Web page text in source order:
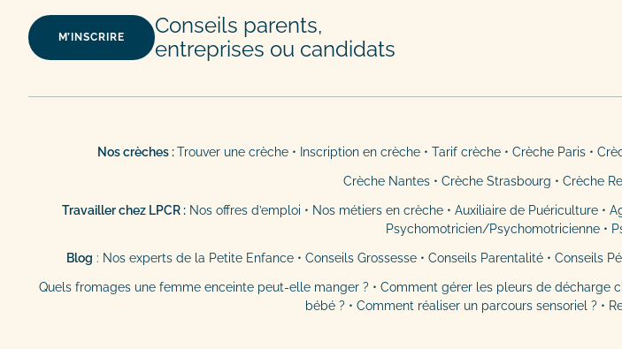
M’INSCRIRE
Conseils parents,
entreprises ou candidats
Nos crèches :Trouver une crèche • Inscription en crèche • Tarif crèche • Crèche Paris •
Crèche Nantes • Crèche Strasbourg • Crèche
Travailler chez LPCR : Nos offres d’emploi • Nos métiers en crèche • Auxiliaire de Puériculture •
Psychomotricien/Psychomotricienne •
Blog : Nos experts de la Petite Enfance • Conseils Grossesse • Conseils Parentalité • Conseils
Quels fromages une femme enceinte peut-elle manger ? • Comment gérer les pleurs de décharge
bébé ? • Comment réaliser un parcours sensoriel ? •